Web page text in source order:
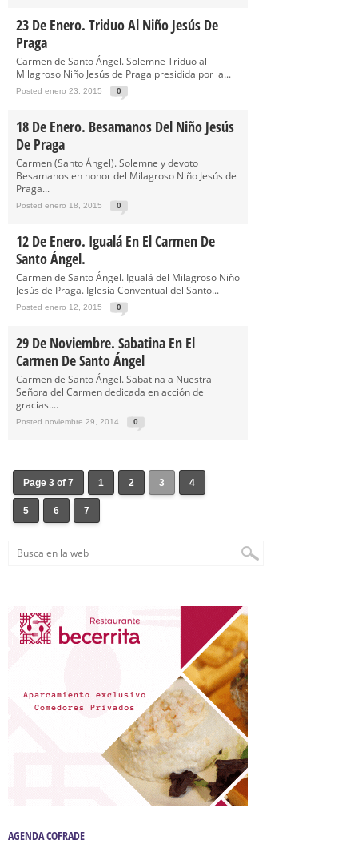
23 De Enero. Triduo Al Niño Jesús De
Praga
Carmen de Santo Ángel. Solemne Triduo al
Milagroso Niño Jesús de Praga presidida por la...
Posted enero 23, 2015 0
18 De Enero. Besamanos Del Niño Jesús
De Praga
Carmen (Santo Ángel). Solemne y devoto
Besamanos en honor del Milagroso Niño Jesús de
Praga...
Posted enero 18, 2015 0
12 De Enero. Igualá En El Carmen De
Santo Ángel.
Carmen de Santo Ángel. Igualá del Milagroso Niño
Jesús de Praga. Iglesia Conventual del Santo...
Posted enero 12, 2015 0
29 De Noviembre. Sabatina En El
Carmen De Santo Ángel
Carmen de Santo Ángel. Sabatina a Nuestra
Señora del Carmen dedicada en acción de
gracias....
Posted noviembre 29, 2014 0
Page 3 of 7 1 2 3 4
5 6 7
AGENDA COFRADE